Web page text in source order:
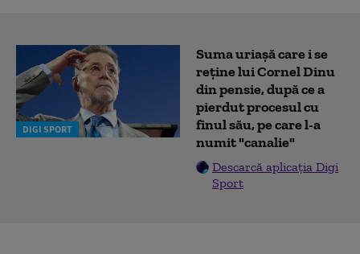
DIGI SPORT
Suma uriașă care i se
reține lui Cornel Dinu
din pensie, după ce a
pierdut procesul cu
finul său, pe care l-a
numit "canalie"
Descarcă aplicația Digi
Sport